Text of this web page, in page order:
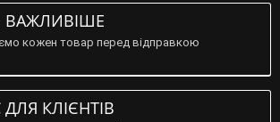
ВАЖЛИВІШЕ
кожен товар перед відправкою
ДЛЯ КЛІЄНТІВ